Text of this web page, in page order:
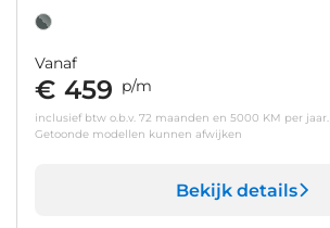
Vanaf
€ 459 p/m
inclusief btw o.b.v. 72 maanden en 5000 KM per jaar.
Getoonde modellen kunnen afwijken
Bekijk details